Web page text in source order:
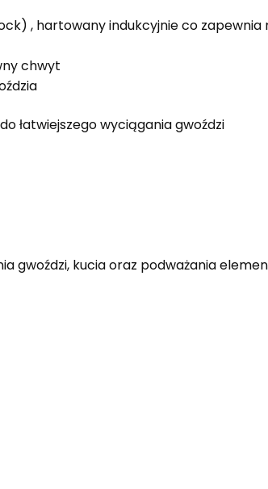
, hartowany indukcyjnie co zapewnia
chwyt
łatwiejszego wyciągania gwoździ
gwoździ, kucia oraz podważania